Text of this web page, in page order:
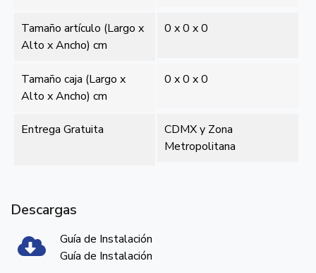
Tamaño artículo (Largo x
Alto x Ancho) cm
0 x 0 x 0
Tamaño caja (Largo x
Alto x Ancho) cm
0 x 0 x 0
Entrega Gratuita
CDMX y Zona
Metropolitana
Descargas
Guía de Instalación
Guía de Instalación